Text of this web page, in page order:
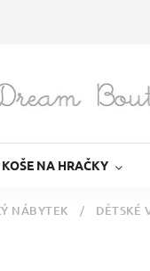
NA HRAČKY
NÁBYTEK / DĚTSKÉ